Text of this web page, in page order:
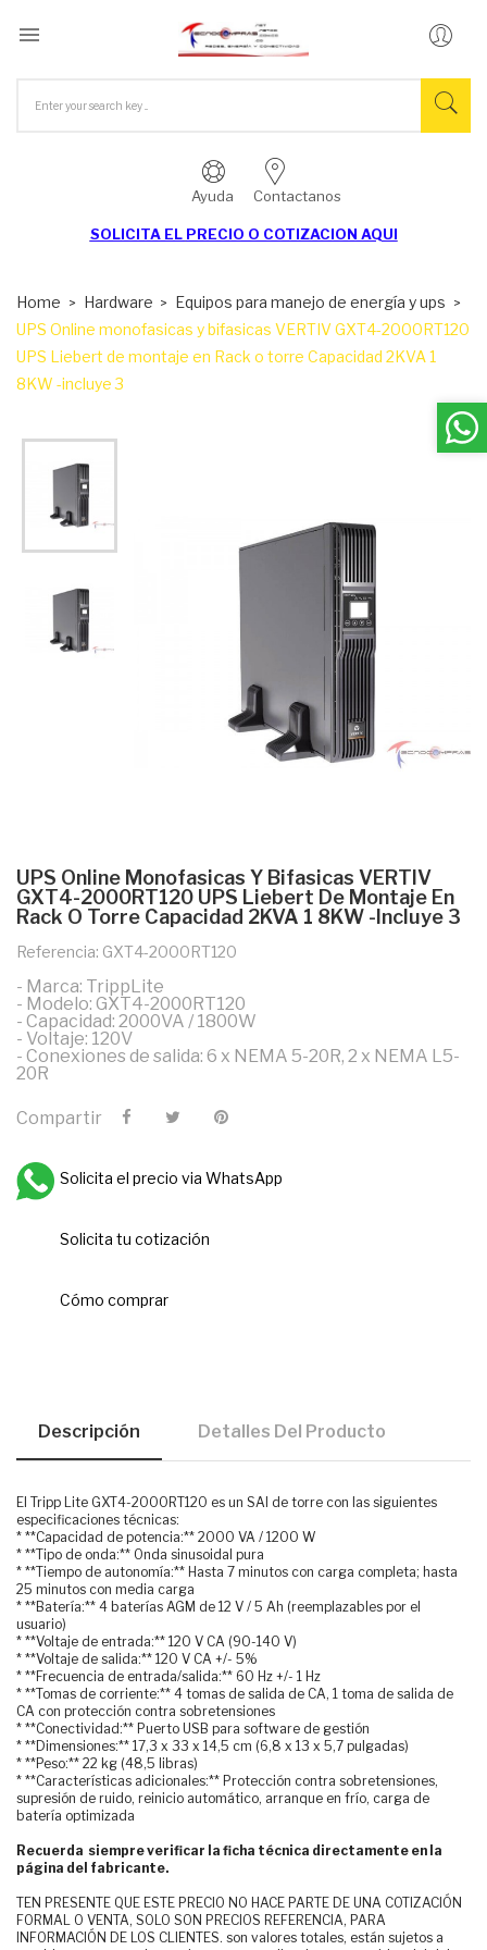

Ayuda Contactanos
SOLICITA EL PRECIO O COTIZACION AQUI
Home Hardware
Equipos para manejo de energía y ups
UPS Online monofasicas y bifasicas VERTIV GXT4-2000RT120
UPS Liebert de montaje en Rack o torre Capacidad 2KVA 1
8KW -incluye 3
UPS Online Monofasicas Y Bifasicas VERTIV
GXT4-2000RT120 UPS Liebert De Montaje En
Rack O Torre Capacidad 2KVA 1 8KW -incluye 3
Referencia: GXT4-2000RT120
- Marca: TrippLite
- Modelo: GXT4-2000RT120
- Capacidad: 2000VA / 1800W
- Voltaje: 120V
- Conexiones de salida: 6 x NEMA 5-20R, 2 x NEMA L5-
20R
Compartir
Solicita el precio via WhatsApp
Solicita tu cotización
Cómo comprar
Descripción Detalles Del Producto
El Tripp Lite GXT4-2000RT120 es un SAI de torre con las siguientes
especificaciones técnicas:
* **Capacidad de potencia:** 2000 VA / 1200 W
* **Tipo de onda:** Onda sinusoidal pura
* **Tiempo de autonomía:** Hasta 7 minutos con carga completa; hasta
25 minutos con media carga
* **Batería:** 4 baterías AGM de 12 V / 5 Ah (reemplazables por el
usuario)
* **Voltaje de entrada:** 120 V CA (90-140 V)
* **Voltaje de salida:** 120 V CA +/- 5%
* **Frecuencia de entrada/salida:** 60 Hz +/- 1 Hz
* **Tomas de corriente:** 4 tomas de salida de CA, 1 toma de salida de
CA con protección contra sobretensiones
* **Conectividad:** Puerto USB para software de gestión
* **Dimensiones:** 17,3 x 33 x 14,5 cm (6,8 x 13 x 5,7 pulgadas)
* **Peso:** 22 kg (48,5 libras)
* **Características adicionales:** Protección contra sobretensiones,
supresión de ruido, reinicio automático, arranque en frío, carga de
batería optimizada
Recuerda siempre verificar la ficha técnica directamente en la
página del fabricante.
TEN PRESENTE QUE ESTE PRECIO NO HACE PARTE DE UNA COTIZACIÓN
FORMAL O VENTA, SOLO SON PRECIOS REFERENCIA, PARA
INFORMACIÓN DE LOS CLIENTES. son valores totales, están sujetos a